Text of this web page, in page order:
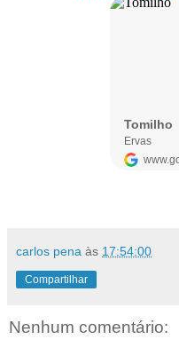
carlos pena às 17:54:00
Compartilhar
Nenhum comentário: